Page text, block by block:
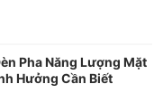
Pha Năng Lượng Mặt
Hưởng Cần Biết